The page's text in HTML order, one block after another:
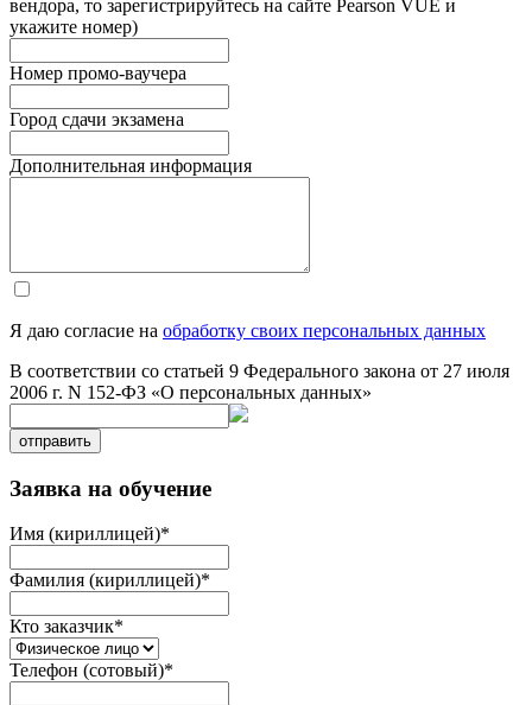
вендора, то зарегистрируйтесь на сайте Pearson VUE и
укажите номер)
Номер промо-ваучера
Город сдачи экзамена
Дополнительная информация
Я даю согласие на обработку своих персональных данных
В соответствии со статьей 9 Федерального закона от 27 июля
2006 г. N 152-ФЗ «О персональных данных»
отправить
Заявка на обучение
Имя (кириллицей)*
Фамилия (кириллицей)*
Кто заказчик*
Телефон (сотовый)*